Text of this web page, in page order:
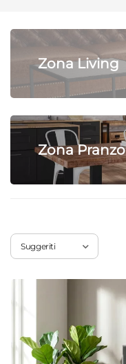
Zona Living
Zona Pranzo